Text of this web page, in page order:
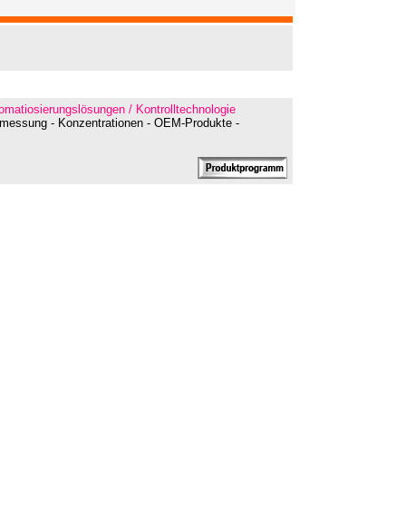
/ Kontrolltechnologie
- Konzentrationen - OEM-Produkte -